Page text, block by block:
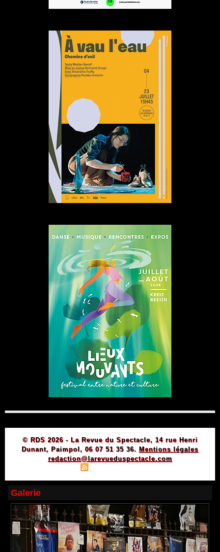
© RDS 2026 - La Revue du Spectacle, 14 rue Henri
Dunant, Paimpol, 06 07 51 35 36. Mentions légales
redaction@larevueduspectacle.com
Galerie